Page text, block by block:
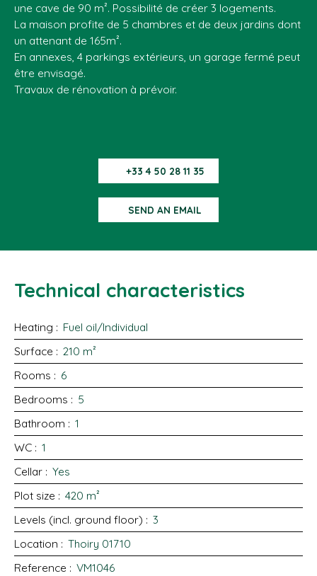
une cave de 90 m². Possibilité de créer 3 logements.
La maison profite de 5 chambres et de deux jardins dont
un attenant de 165m².
En annexes, 4 parkings extérieurs, un garage fermé peut
être envisagé.
Travaux de rénovation à prévoir.
+33 4 50 28 11 35
SEND AN EMAIL
Technical characteristics
Heating : Fuel oil/Individual
Surface : 210 m²
Rooms : 6
Bedrooms : 5
Bathroom : 1
WC : 1
Cellar : Yes
Plot size : 420 m²
Levels (incl. ground floor) : 3
Location : Thoiry 01710
Reference : VM1046